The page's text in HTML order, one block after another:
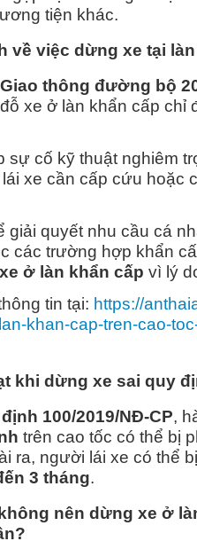
tiện khác.
về việc dừng xe tại
thông đường bộ
xe ở làn khẩn cấp
sự cố kỹ thuật nghiêm
xe cần cấp cứu hoặc
giải quyết nhu cầu cá
các trường hợp khẩn
ở làn khẩn cấp vì lý
tin tại: https://
khan-cap-tren-cao-
khi dừng xe sai quy
100/2019/NĐ-CP,
trên cao tốc có thể bị
ra, người lái xe có thể
3 tháng.
nên dừng xe ở